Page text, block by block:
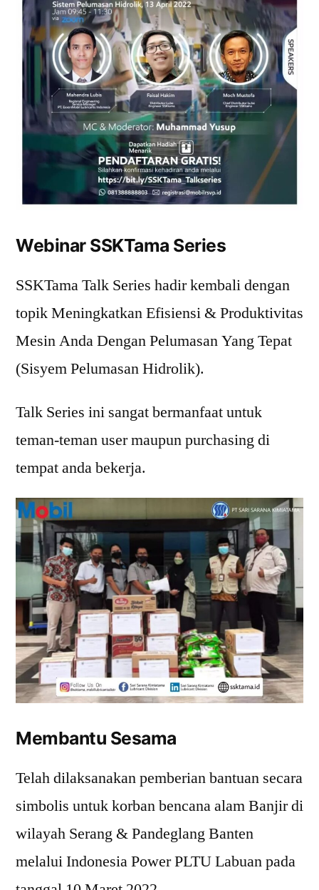
Webinar SSKTama Series
SSKTama Talk Series hadir kembali dengan
topik Meningkatkan Efisiensi & Produktivitas
Mesin Anda Dengan Pelumasan Yang Tepat
(Sisyem Pelumasan Hidrolik).
Talk Series ini sangat bermanfaat untuk
teman-teman user maupun purchasing di
tempat anda bekerja.
Membantu Sesama
Telah dilaksanakan pemberian bantuan secara
simbolis untuk korban bencana alam Banjir di
wilayah Serang & Pandeglang Banten
melalui Indonesia Power PLTU Labuan pada